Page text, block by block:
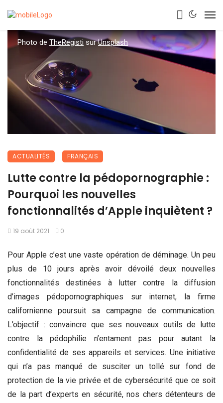
Photo de TheRegisti surUnsplash
ACTUALITÉS FRANÇAIS
Lutte contre la pédopornographie :
Pourquoi les nouvelles
fonctionnalités d’Apple inquiètent ?
19 août 2021 0
Pour Apple c’est une vaste opération de déminage. Un peu
plus de 10 jours après avoir dévoilé deux nouvelles
fonctionnalités destinées à lutter contre la diffusion
d’images pédopornographiques sur internet, la firme
californienne poursuit sa campagne de communication.
L’objectif : convaincre que ses nouveaux outils de lutte
contre la pédophilie n’entament pas pour autant la
confidentialité de ses appareils et services. Une initiative
qui n’a pas manqué de susciter un tollé sur fond de
protection de la vie privée et de cybersécurité que ce soit
de la part d’experts en sécurité, nos chers détenteurs de